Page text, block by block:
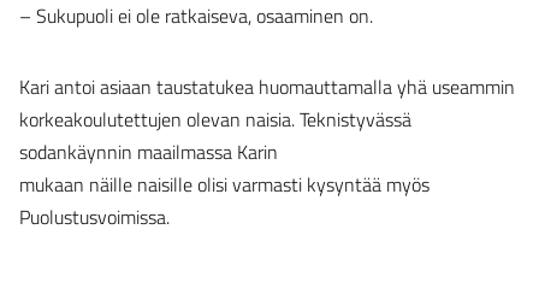
– Sukupuoli ei ole ratkaiseva, osaaminen on.
Kari antoi asiaan taustatukea huomauttamalla yhä useammin
korkeakoulutettujen olevan naisia. Teknistyvässä
sodankäynnin maailmassa Karin
mukaan näille naisille olisi varmasti kysyntää myös
Puolustusvoimissa.